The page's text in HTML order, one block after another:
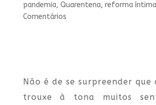
pandemia, Quarentena, reforma íntima
Comentários
Não é de se surpreender que
trouxe à tona muitos